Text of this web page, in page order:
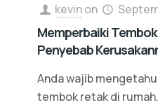
kevinon
Memperbaiki
Penyebab
Anda wajib
tembok retak di